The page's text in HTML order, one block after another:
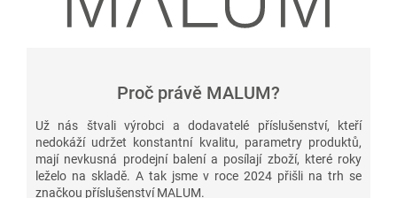
Proč právě MALUM?
Už nás štvali výrobci a dodavatelé příslušenství, kteří
nedokáží udržet konstantní kvalitu, parametry produktů,
mají nevkusná prodejní balení a posílají zboží, které roky
leželo na skladě. A tak jsme v roce 2024 přišli na trh se
značkou příslušenství MALUM.